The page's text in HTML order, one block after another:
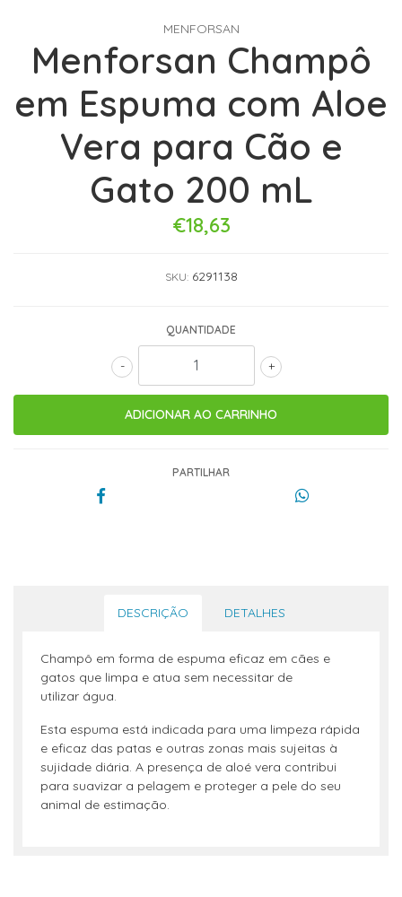
MENFORSAN
Menforsan Champô
em Espuma com Aloe
Vera para Cão e
Gato 200 mL
€18,63
SKU: 6291138
QUANTIDADE
+
-
PARTILHAR
DESCRIÇÃO DETALHES
Champô em forma de espuma eficaz em cães e
gatos que limpa e atua sem necessitar de
utilizar água.
Esta espuma está indicada para uma limpeza rápida
e eficaz das patas e outras zonas mais sujeitas à
sujidade diária. A presença de aloé vera contribui
para suavizar a pelagem e proteger a pele do seu
animal de estimação.